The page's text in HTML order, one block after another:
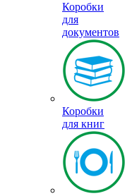
Коробки
для
документов
Коробки
для книг